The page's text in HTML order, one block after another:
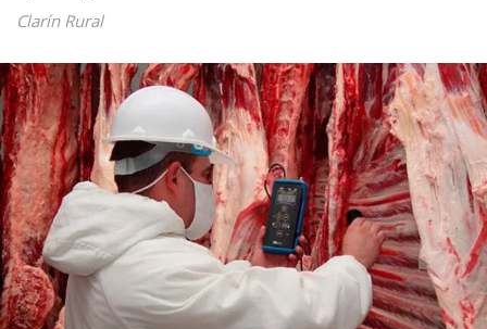
Clarín Rural